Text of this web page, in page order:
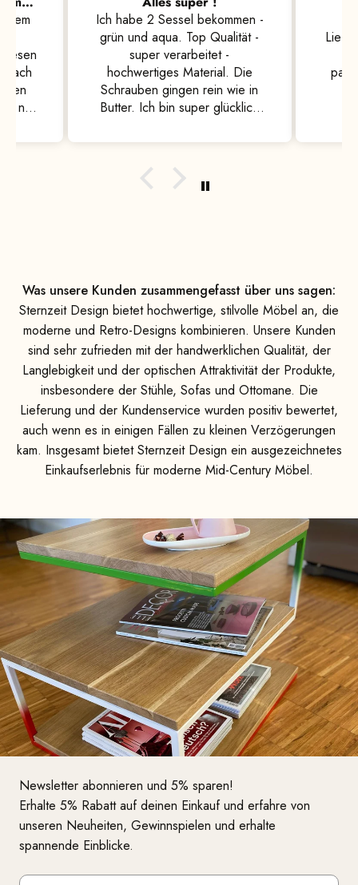
nur
Ich habe 2 Sessel bekommen -
grün und aqua. Top Qualität -
super verarbeitet -
hochwertiges Material. Die
Schrauben gingen rein wie in
Butter. Ich bin super glücklich
Empfehlung an Freunde und
Was unsere Kunden zusammengefasst über uns sagen:
Sternzeit Design bietet hochwertige, stilvolle Möbel an, die
moderne und Retro-Designs kombinieren. Unsere Kunden
sind sehr zufrieden mit der handwerklichen Qualität, der
Langlebigkeit und der optischen Attraktivität der Produkte,
insbesondere der Stühle, Sofas und Ottomane. Die
Lieferung und der Kundenservice wurden positiv bewertet,
auch wenn es in einigen Fällen zu kleinen Verzögerungen
kam. Insgesamt bietet Sternzeit Design ein ausgezeichnetes
Einkaufserlebnis für moderne Mid-Century Möbel.
Newsletter abonnieren und 5% sparen!
Erhalte 5% Rabatt auf deinen Einkauf und erfahre von
unseren Neuheiten, Gewinnspielen und erhalte
spannende Einblicke.